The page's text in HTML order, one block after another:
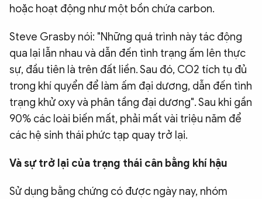
hoặc hoạt động như một bồn chứa carbon.
Steve Grasby nói: "Những quá trình này tác động
qua lại lẫn nhau và dẫn đến tình trạng ấm lên thực
sự, đầu tiên là trên đất liền. Sau đó, CO2 tích tụ đủ
trong khí quyển để làm ấm đại dương, dẫn đến tình
trạng khử oxy và phân tầng đại dương". Sau khi gần
90% các loài biến mất, phải mất vài triệu năm để
các hệ sinh thái phức tạp quay trở lại.
Và sự trở lại của trạng thái cân bằng khí hậu
Sử dụng bằng chứng có được ngày nay, nhóm